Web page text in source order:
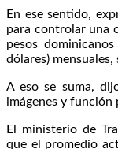
En ese sentido,
para controlar una
pesos
dólares)
A eso se suma,
imágenes y función
El ministerio de
que el promedio